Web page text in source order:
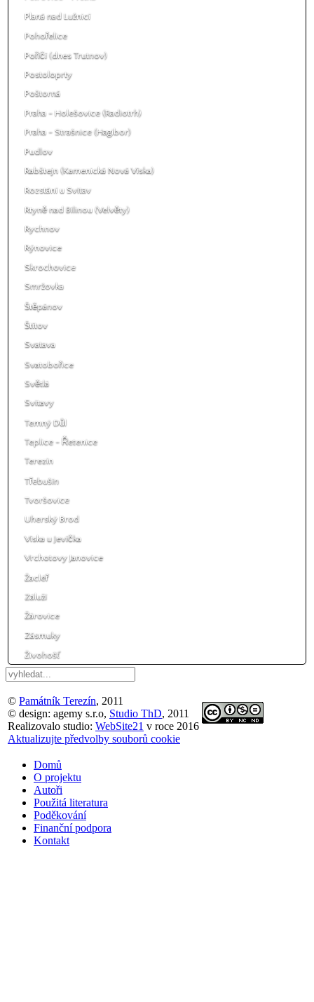
Planá nad Lužnicí
Pohořelice
Poříčí (dnes Trutnov)
Postoloprty
Poštorná
Praha - Holešovice (Radiotrh)
Praha - Strašnice (Hagibor)
Pudlov
Rabštejn (Kamenická Nová Víska)
Rozstání u Svitav
Rtyně nad Bílinou (Velvěty)
Rychnov
Rýnovice
Skrochovice
Smržovka
Štěpánov
Štítov
Svatava
Svatobořice
Světlá
Svitavy
Temný Důl
Teplice - Řetenice
Terezín
Třebušín
Tvoršovice
Uherský Brod
Víska u Jevíčka
Vrchotovy Janovice
Žacléř
Záluží
Žárovice
Zásmuky
Živohošť
© Památník Terezín, 2011
© design: agemy s.r.o, Studio ThD, 2011
Realizovalo studio: WebSite21 v roce 2016
Aktualizujte předvolby souborů cookie
Domů
O projektu
Autoři
Použitá literatura
Poděkování
Finanční podpora
Kontakt